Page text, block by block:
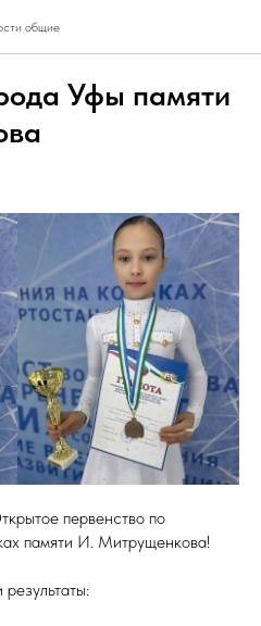
общие
Уфы памяти
первенство по
памяти И. Митрущенкова!